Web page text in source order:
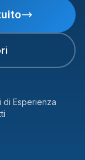
di Esperienza